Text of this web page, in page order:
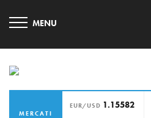
MERCATI
EUR/USD 1.15582